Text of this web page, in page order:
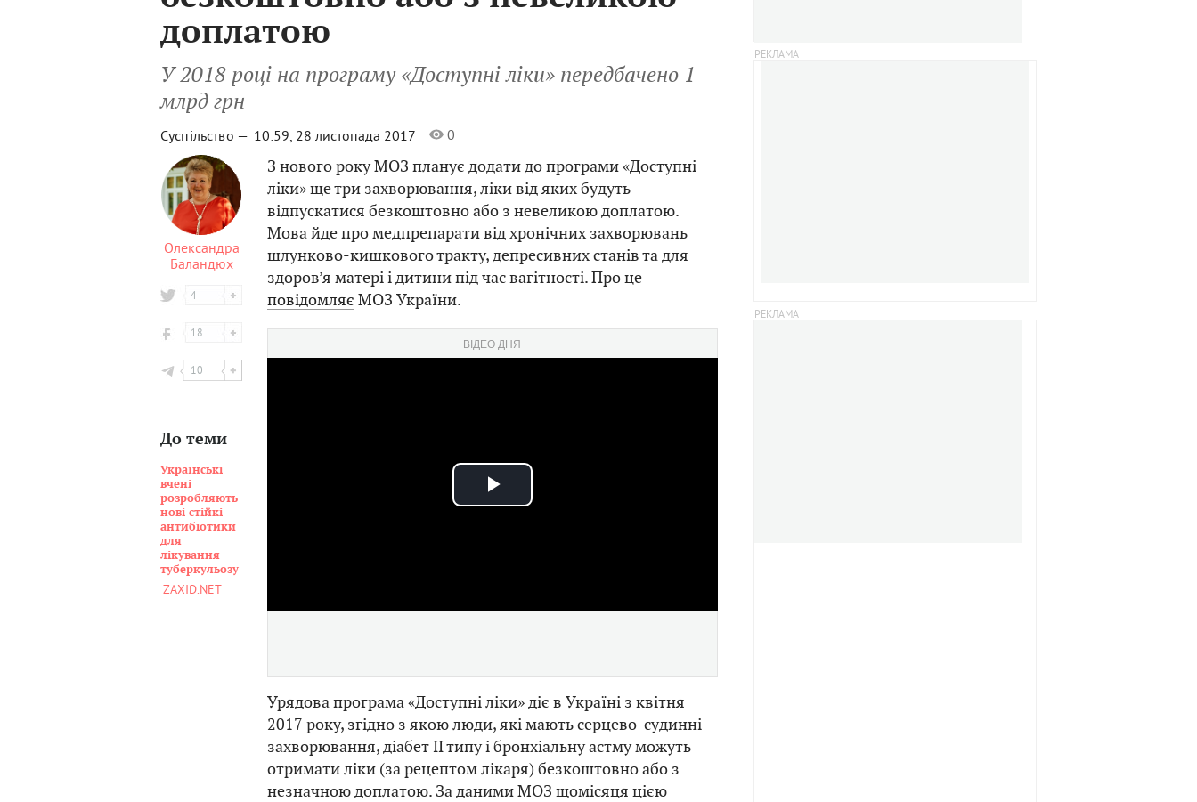
доплатою
У 2018 році на програму «Доступні ліки» передбачено 1
млрд грн
Суспільство — 10:59, 28 листопада 2017 0
Олександра
Баландюх
4
18
10
До теми
Українські
вчені
розробляють
нові стійкі
антибіотики
для
лікування
туберкульозу
ZAXID.NET
З нового року МОЗ планує додати до програми «Доступні
ліки» ще три захворювання, ліки від яких будуть
відпускатися безкоштовно або з невеликою доплатою.
Мова йде про медпрепарати від хронічних захворювань
шлунково-кишкового тракту, депресивних станів та для
здоров’я матері і дитини під час вагітності. Про це
повідомляє МОЗ України.
ВІДЕО ДНЯ
Play
Урядова програма «Доступні ліки» діє в Україні з квітня
2017 року, згідно з якою люди, які мають серцево-судинні
захворювання, діабетІІтипу і бронхіальну астму можуть
отримати ліки (за рецептом лікаря) безкоштовно або з
незначною доплатою. За даними МОЗ щомісяця цією